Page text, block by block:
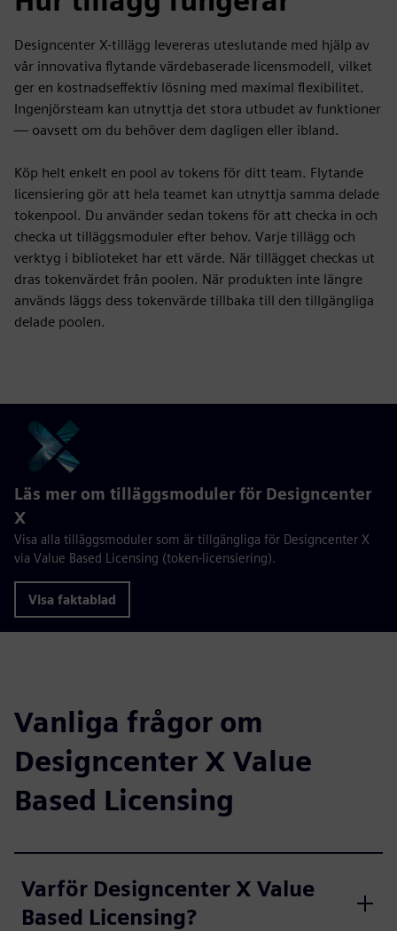
Designcenter X-tillägg levereras uteslutande med hjälp av
vår innovativa flytande värdebaserade licensmodell, vilket
ger en kostnadseffektiv lösning med maximal flexibilitet.
Ingenjörsteam kan utnyttja det stora utbudet av funktioner
— oavsett om du behöver dem dagligen eller ibland.
Köp helt enkelt en pool av tokens för ditt team. Flytande
licensiering gör att hela teamet kan utnyttja samma delade
tokenpool. Du använder sedan tokens för att checka in och
checka ut tilläggsmoduler efter behov. Varje tillägg och
verktyg i biblioteket har ett värde. När tillägget checkas ut
dras tokenvärdet från poolen. När produkten inte längre
används läggs dess tokenvärde tillbaka till den tillgängliga
delade poolen.
Läs mer om tilläggsmoduler för Designcenter
X
Visa alla tilläggsmoduler som är tillgängliga för Designcenter X
via Value Based Licensing (token-licensiering).
Visa faktablad
Vanliga frågor om
Designcenter X Value
Based Licensing
Varför Designcenter X Value
Based Licensing?